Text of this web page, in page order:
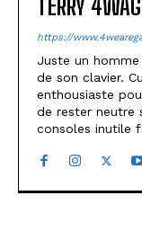
TERRY 4WAG
https://
Juste un
de son clavier.
enthousiaste
de rester neutre
consoles inutile